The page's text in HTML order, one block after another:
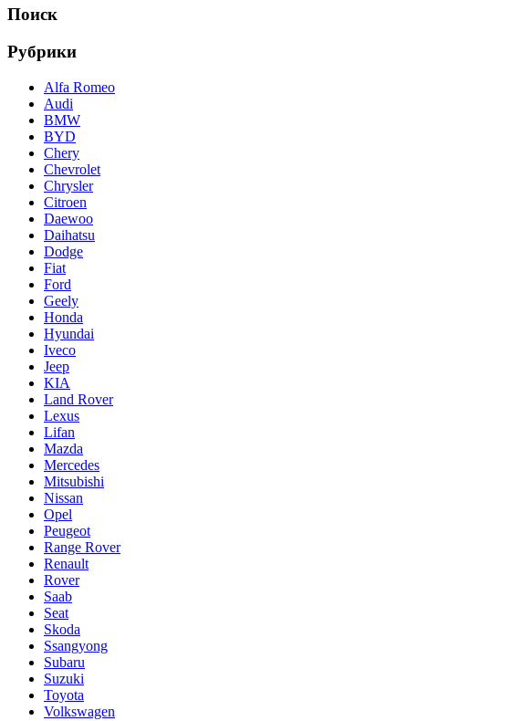
Поиск
Рубрики
Alfa Romeo
Audi
BMW
BYD
Chery
Chevrolet
Chrysler
Citroen
Daewoo
Daihatsu
Dodge
Fiat
Ford
Geely
Honda
Hyundai
Iveco
Jeep
KIA
Land Rover
Lexus
Lifan
Mazda
Mercedes
Mitsubishi
Nissan
Opel
Peugeot
Range Rover
Renault
Rover
Saab
Seat
Skoda
Ssangyong
Subaru
Suzuki
Toyota
Volkswagen